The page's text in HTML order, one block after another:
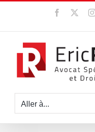
contenu
Facebook
Aller à...